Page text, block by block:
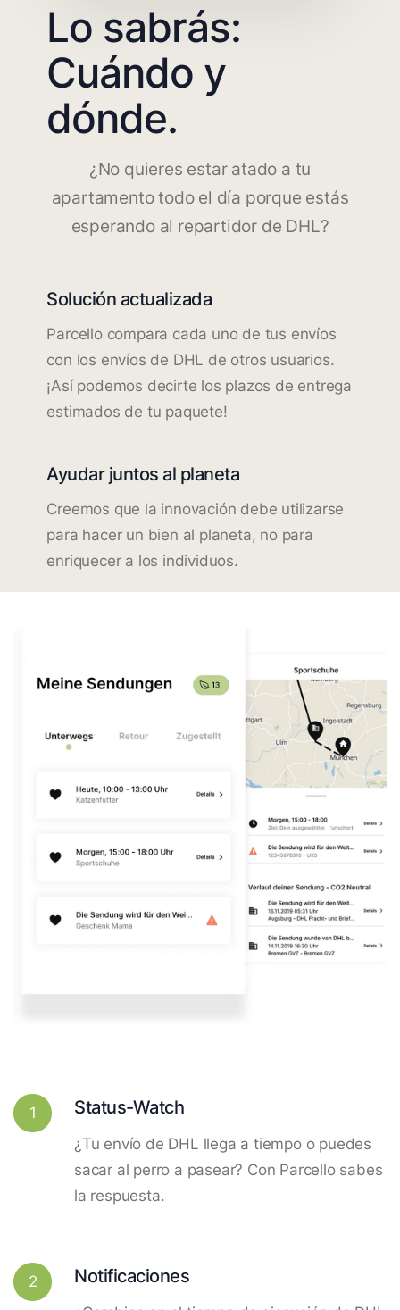
Lo sabrás:
Cuándo y
dónde.
¿No quieres estar atado a tu
apartamento todo el día porque estás
esperando al repartidor de DHL?
Solución actualizada
Parcello compara cada uno de tus envíos
con los envíos de DHL de otros usuarios.
¡Así podemos decirte los plazos de entrega
estimados de tu paquete!
Ayudar juntos al planeta
Creemos que la innovación debe utilizarse
para hacer un bien al planeta, no para
enriquecer a los individuos.
1 Status-Watch
¿Tu envío de DHL llega a tiempo o puedes
sacar al perro a pasear? Con Parcello sabes
la respuesta.
2 Notificaciones